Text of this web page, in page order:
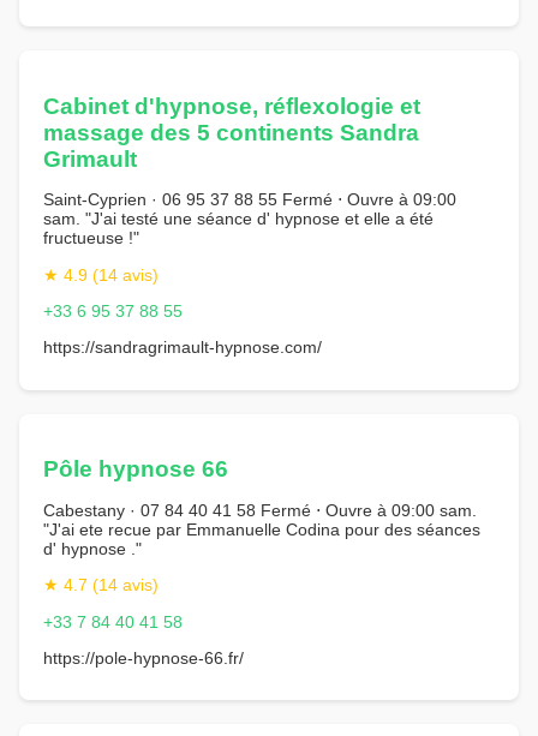
Cabinet d'hypnose, réflexologie et
massage des 5 continents Sandra
Grimault
Saint-Cyprien · 06 95 37 88 55 Fermé ⋅ Ouvre à 09:00
sam. "J'ai testé une séance d' hypnose et elle a été
fructueuse !"
★ 4.9 (14 avis)
+33 6 95 37 88 55
https://sandragrimault-hypnose.com/
Pôle hypnose 66
Cabestany · 07 84 40 41 58 Fermé ⋅ Ouvre à 09:00 sam.
"J'ai ete recue par Emmanuelle Codina pour des séances
d' hypnose ."
★ 4.7 (14 avis)
+33 7 84 40 41 58
https://pole-hypnose-66.fr/